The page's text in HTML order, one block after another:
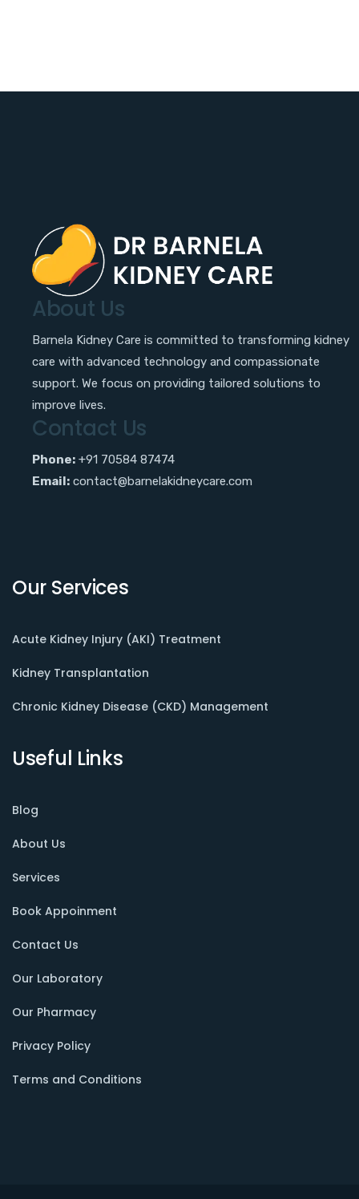
About Us
Barnela Kidney Care is committed to transforming kidney
care with advanced technology and compassionate
support. We focus on providing tailored solutions to
improve lives.
Contact Us
Phone: +91 70584 87474
Email: contact@barnelakidneycare.com
Our Services
Acute Kidney Injury (AKI) Treatment
Kidney Transplantation
Chronic Kidney Disease (CKD) Management
Useful Links
Blog
About Us
Services
Book Appoinment
Contact Us
Our Laboratory
Our Pharmacy
Privacy Policy
Terms and Conditions